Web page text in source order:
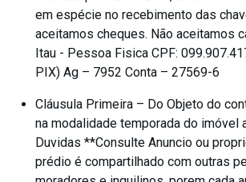
em espécie no recebimento das
aceitamos cheques. Não aceitamos
Itau - Pessoa Fisica CPF:
PIX) Ag – 7952 Conta – 27569-6
Cláusula Primeira – Do Objeto do
na modalidade temporada do imóvel
Duvidas **Consulte Anuncio ou
prédio é compartilhado com outras